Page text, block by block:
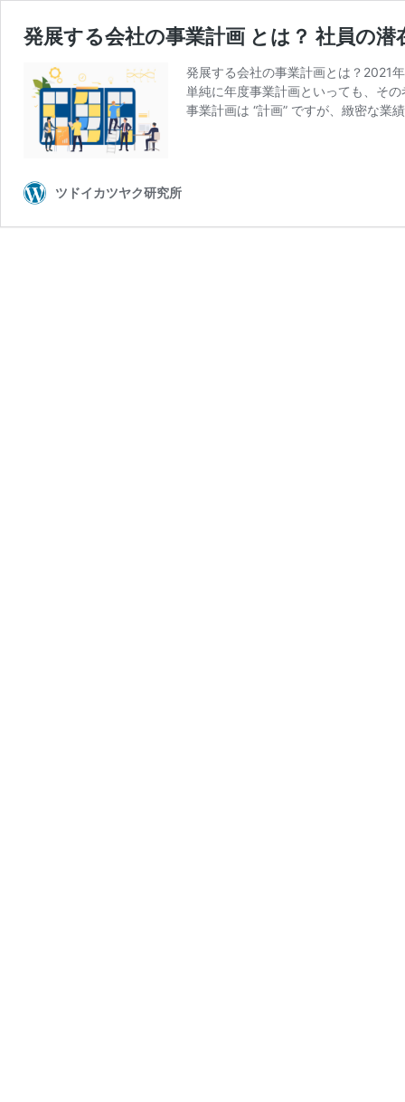
発展する会社の事業計画 とは？ 社員の
発展する会社の事業計画とは？2021
単純に年度事業計画といっても、そ
事業計画は “計画” ですが、緻密な業
ツドイカツヤク研究所